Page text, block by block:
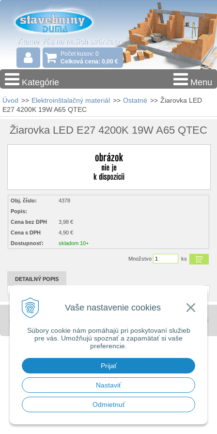
Vaše nastavenie cookies
Súbory cookie nám pomáhajú pri poskytovaní služieb
pre vás. Umožňujú spoznať a zapamätať si vaše
preferencie.
Prijať
Nastaviť
Odmietnuť
Počet kusov: 0
Celková cena: 0,00 €
Kategórie Menu
Úvod >> Elektroinštalačný materiál >> Ostatné >> Žiarovka LED
E27 4200K 19W A65 QTEC
Žiarovka LED E27 4200K 19W A65 QTEC
Obj. číslo:
4378
Popis:
Cena bez DPH
3,98 €
Cena s DPH
4,90 €
Dostupnosť:
skladom 10+
Množstvo ks
DETAILNÝ POPIS
© 2026 Stavebniny - DUMA •
spoločnosti
WEBYGROUP